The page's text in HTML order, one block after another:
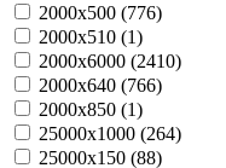
2000х500 (776)
2000х510 (1)
2000х6000 (2410)
2000х640 (766)
2000х850 (1)
25000х1000 (264)
25000х150 (88)